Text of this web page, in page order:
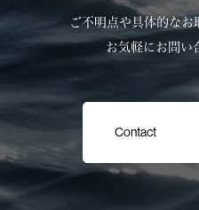
ご不明点や具体的なお
お気軽にお問い
Contact